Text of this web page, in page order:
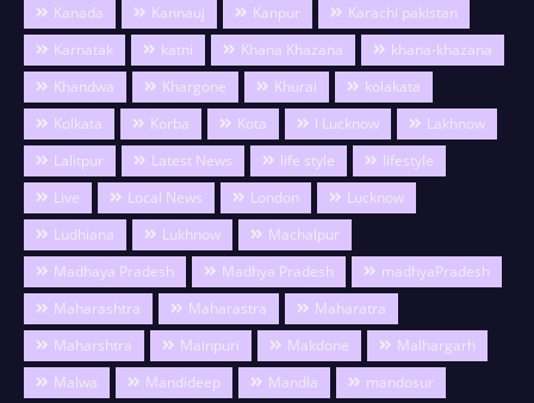
Kanada
Kannauj Kanpur
Karachi pakistan
Karnatak
katni Khana Khazana
khana-khazana
Khandwa
Khargone Khurai
kolakata
Kolkata
Korba Kota l Lucknow
Lakhnow
Lalitpur
Latest News life style
lifestyle
Live
Local News London
Lucknow
Ludhiana
Lukhnow
Machalpur
Madhaya Pradesh
Madhya Pradesh
madhyaPradesh
Maharashtra
Maharastra
Maharatra
Maharshtra
Mainpuri Makdone
Malhargarh
Malwa
Mandideep Mandla
mandosur